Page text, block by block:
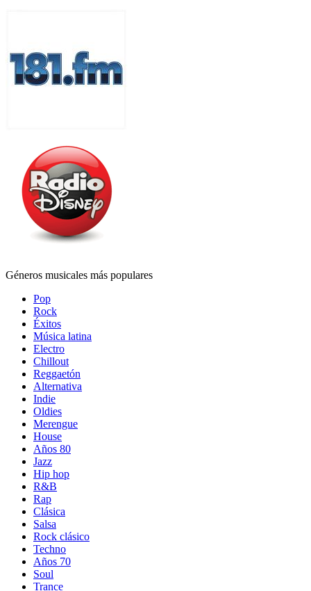
Géneros musicales más populares
Pop
Rock
Éxitos
Música latina
Electro
Chillout
Reggaetón
Alternativa
Indie
Oldies
Merengue
House
Años 80
Jazz
Hip hop
R&B
Rap
Clásica
Salsa
Rock clásico
Techno
Años 70
Soul
Trance